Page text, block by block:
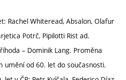
Rachel Whiteread, Absalon, Olafur
Potrč, Pipilotti Rist ad.
– Dominik Lang. Proměna
umění od 60. let do současnosti.